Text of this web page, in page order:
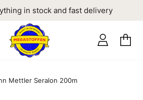
in stock and fast delivery
Mettler Seralon 200m